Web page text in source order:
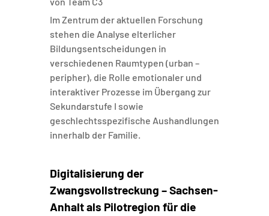
Im Zentrum der aktuellen Forschung
stehen die Analyse elterlicher
Bildungsentscheidungen in
verschiedenen Raumtypen (urban –
peripher), die Rolle emotionaler und
interaktiver Prozesse im Übergang zur
Sekundarstufe I sowie
geschlechtsspezifische Aushandlungen
innerhalb der Familie.
Digitalisierung der
Zwangsvollstreckung – Sachsen-
Anhalt als Pilotregion für die